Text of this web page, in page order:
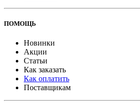
ПОМОЩЬ
Новинки
Акции
Статьи
Как заказать
Как оплатить
Поставщикам